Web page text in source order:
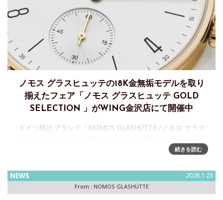
ノモス グラスヒュッテの18K金無垢モデルを取り
揃えたフェア「ノモス グラスヒュッテ GOLD
SELECTION 」がWING金沢店にて開催中
ドイツ時計ブランド「NOMOS GLASHÜTTE /ノモス グラス
日（日）までWING金沢店で開催ドイツ時計産業の中心地、
続きを読む
NEWS 2026.1.23
From : NOMOS GLASHÜTTE